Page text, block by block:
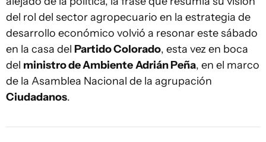
del rol del sector agropecuario en la estrategia de
desarrollo económico volvió a resonar este sábado
en la casa del Partido Colorado, esta vez en boca
del ministro de AmbienteAdrián Peña, en el marco
de la Asamblea Nacional de la agrupación
Ciudadanos.